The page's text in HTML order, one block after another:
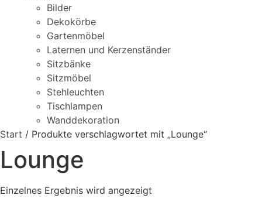
Bilder
Dekokörbe
Gartenmöbel
Laternen und Kerzenständer
Sitzbänke
Sitzmöbel
Stehleuchten
Tischlampen
Wanddekoration
Start / Produkte verschlagwortet mit „Lounge“
Lounge
Einzelnes Ergebnis wird angezeigt